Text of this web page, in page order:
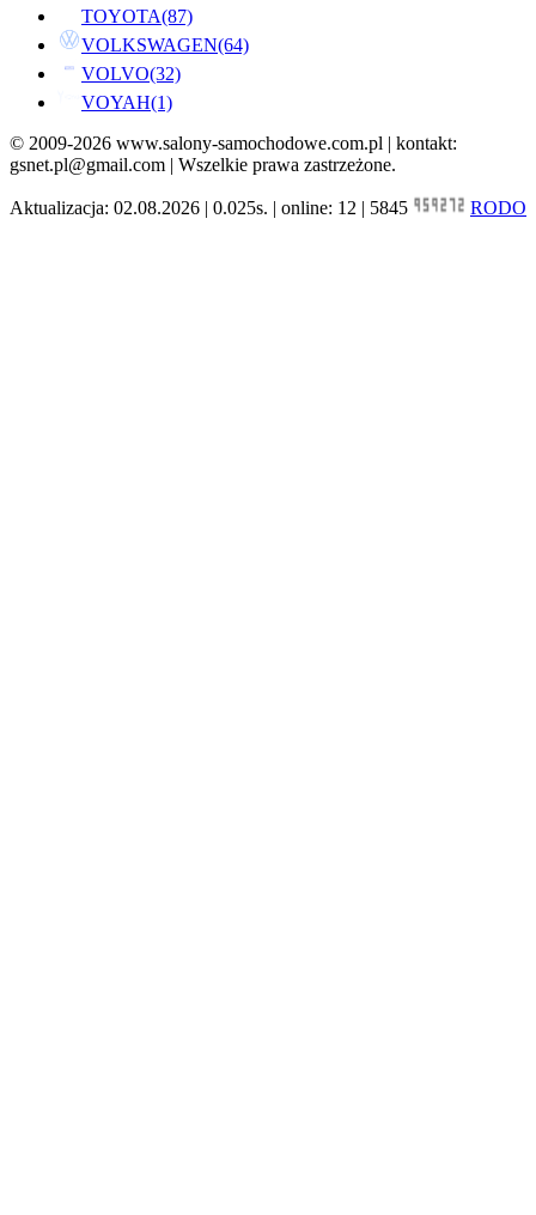
TOYOTA(87)
VOLKSWAGEN(64)
VOLVO(32)
VOYAH(1)
© 2009-2026 www.salony-samochodowe.com.pl | kontakt:
gsnet.pl@gmail.com | Wszelkie prawa zastrzeżone.
Aktualizacja: 02.08.2026 | 0.025s. | online: 12 | 5845 RODO